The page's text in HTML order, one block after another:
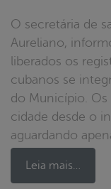
O secretária de saúde de Serra Talhada, Dr. Luiz
Aureliano,
liberados os
cubanos se
do Município.
cidade desde o
aguardando
Leia mais…